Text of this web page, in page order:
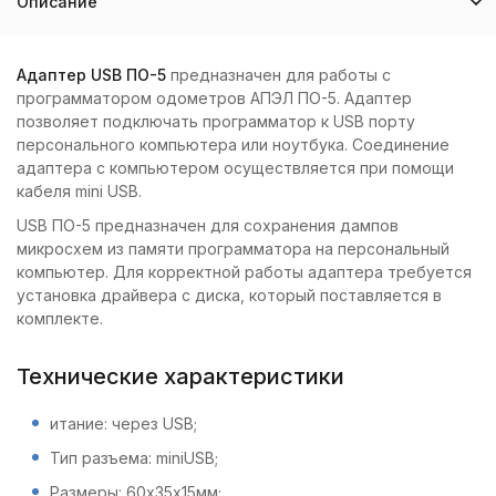
Адаптер USB ПО-5 предназначен для работы с
программатором одометров АПЭЛ ПО-5. Адаптер
позволяет подключать программатор к USB порту
персонального компьютера или ноутбука. Соединение
адаптера с компьютером осуществляется при помощи
кабеля mini USB.
USB ПО-5 предназначен для сохранения дампов
микросхем из памяти программатора на персональный
компьютер. Для корректной работы адаптера требуется
установка драйвера с диска, который поставляется в
комплекте.
Технические характеристики
итание: через USB;
Тип разъема: miniUSB;
Размеры: 60х35х15мм;